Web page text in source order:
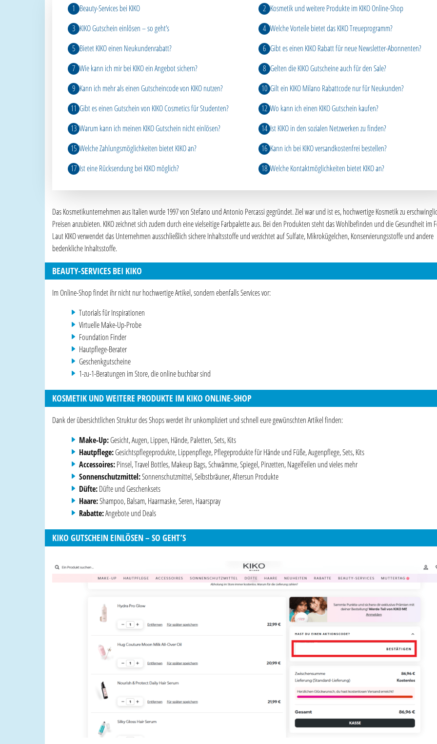
Beauty-Services bei KIKO
Kosmetik und weitere Produkte im KIKO Online-Shop
KIKO Gutschein einlösen – so geht’s
Welche Vorteile bietet das KIKO Treueprogramm?
Bietet KIKO einen Neukundenrabatt?
Gibt es einen KIKO Rabatt für neue Newsletter-Abonnenten?
Wie kann ich mir bei KIKO ein Angebot sichern?
Gelten die KIKO Gutscheine auch für den Sale?
Kann ich mehr als einen Gutscheincode von KIKO nutzen?
Gilt ein KIKO Milano Rabattcode nur für Neukunden?
Gibt es einen Gutschein von KIKO Cosmetics für Studenten?
Wo kann ich einen KIKO Gutschein kaufen?
Warum kann ich meinen KIKO Gutschein nicht einlösen?
Ist KIKO in den sozialen Netzwerken zu finden?
Welche Zahlungsmöglichkeiten bietet KIKO an?
Kann ich bei KIKO versandkostenfrei bestellen?
Ist eine Rücksendung bei KIKO möglich?
Welche Kontaktmöglichkeiten bietet KIKO an?
Das Kosmetikunternehmen aus Italien wurde 1997 von Stefano und Antonio Percassi gegründet. Ziel war und ist es, hochwertige Kosmetik zu
Preisen anzubieten. KIKO zeichnet sich zudem durch eine vielseitige Farbpalette aus. Bei den Produkten steht das Wohlbefinden und die Gesundheit im
Laut KIKO verwendet das Unternehmen ausschließlich sichere Inhaltsstoffe und verzichtet auf Sulfate, Mikrokügelchen, Konservierungsstoffe und andere
bedenkliche Inhaltsstoffe.
BEAUTY-SERVICES BEI KIKO
Im Online-Shop findet ihr nicht nur hochwertige Artikel, sondern ebenfalls Services vor:
Tutorials für Inspirationen
Virtuelle Make-Up-Probe
Foundation Finder
Hautpflege-Berater
Geschenkgutscheine
1-zu-1-Beratungen im Store, die online buchbar sind
KOSMETIK UND WEITERE PRODUKTE IM KIKO ONLINE-SHOP
Dank der übersichtlichen Struktur des Shops werdet ihr unkompliziert und schnell eure gewünschten Artikel finden:
Make-Up:Gesicht, Augen, Lippen, Hände, Paletten, Sets, Kits
Hautpflege:Gesichtspflegeprodukte, Lippenpflege, Pflegeprodukte für Hände und Füße, Augenpflege, Sets, Kits
Accessoires:Pinsel, Travel Bottles, Makeup Bags, Schwämme, Spiegel, Pinzetten, Nagelfeilen und vieles mehr
Sonnenschutzmittel:Sonnenschutzmittel, Selbstbräuner, Aftersun Produkte
Düfte:Düfte und Geschenksets
Haare:Shampoo, Balsam, Haarmaske, Seren, Haarspray
Rabatte:Angebote und Deals
KIKO GUTSCHEIN EINLÖSEN – SO GEHT’S